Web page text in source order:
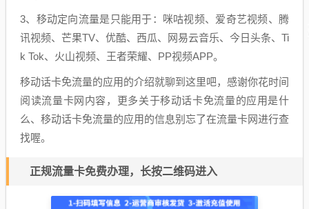
3、移动定向流量是只能用于：咪咕视频、爱奇艺视频、腾
讯视频、芒果TV、优酷、西瓜、网易云音乐、今日头条、Ti
k Tok、火山视频、王者荣耀、PP视频APP。
移动话卡免流量的应用的介绍就聊到这里吧，感谢你花时间
阅读流量卡网内容，更多关于移动话卡免流量的应用是什
么、移动话卡免流量的应用的信息别忘了在流量卡网进行查
找喔。
正规流量卡免费办理，长按二维码进入